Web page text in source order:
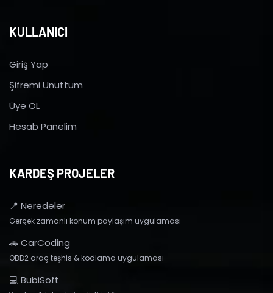
KULLANICI
Giriş Yap
Şifremi Unuttum
Üye OL
Hesab Panelim
KARDEŞ PROJELER
📍 Neredeler
Gerçek zamanlı konum paylaşım uygulaması
🚗 CarCoding
OBD2 araç teşhis & kodlama uygulaması
💻 BubiSoft